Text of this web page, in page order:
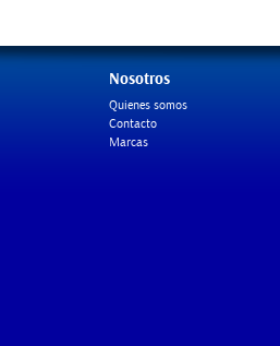
Nosotros
Quienes somos
Contacto
Marcas